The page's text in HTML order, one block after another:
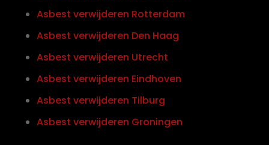
Asbest verwijderen Rotterdam
Asbest verwijderen Den Haag
Asbest verwijderen Utrecht
Asbest verwijderen Eindhoven
Asbest verwijderen Tilburg
Asbest verwijderen Groningen